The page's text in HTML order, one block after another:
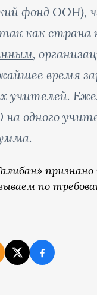
фонд ООН),
как страна
,
время
учителей.
на одного
по